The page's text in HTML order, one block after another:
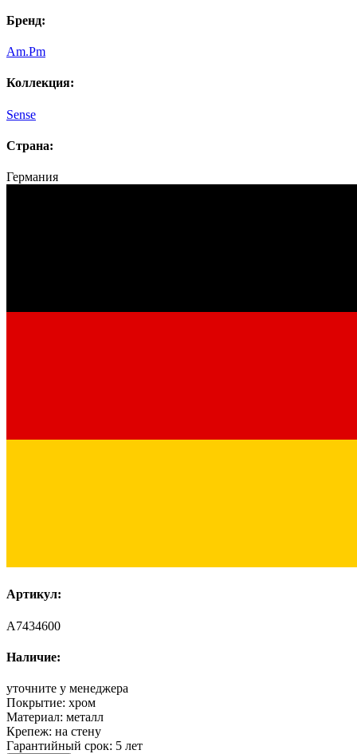
Бренд:
Am.Pm
Коллекция:
Sense
Страна:
Германия
Артикул:
A7434600
Наличие:
уточните у менеджера
Покрытие: хром
Материал: металл
Крепеж: на стену
Гарантийный срок: 5 лет